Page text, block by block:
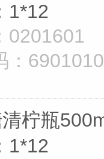
1*12
0201601
：
柠瓶
1*12